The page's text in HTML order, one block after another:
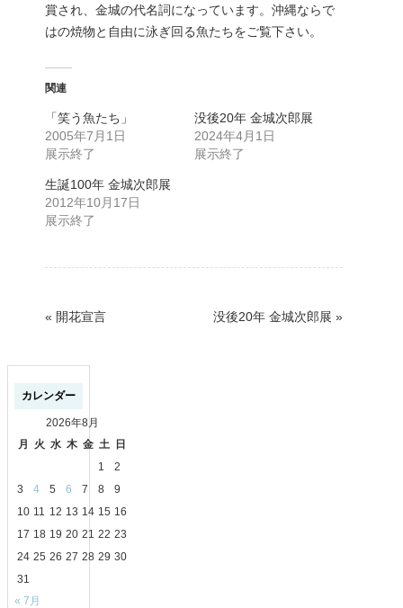
賞され、金城の代名詞になっています。沖縄ならで
はの焼物と自由に泳ぎ回る魚たちをご覧下さい。
関連
「笑う魚たち」
2005年7月1日
展示終了
没後20年 金城次郎展
2024年4月1日
展示終了
生誕100年 金城次郎展
2012年10月17日
展示終了
« 開花宣言 没後20年 金城次郎展 »
カレンダー
2026年8月
月
火 水 木 金 土
日
1
2
3
4 5 6 7 8
9
10 11 12 13 14 15 16
17 18 19 20 21 22 23
24 25 26 27 28 29 30
31
« 7月